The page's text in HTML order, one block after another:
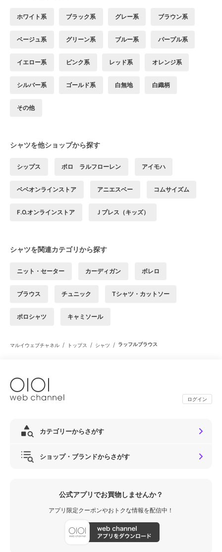
ホワイト系 ブラック系 グレー系 ブラウン系
ベージュ系 グリーン系 ブルー系 パープル系
イエロー系 ピンク系 レッド系 オレンジ系
シルバー系 ゴールド系 白無地 白織柄
その他
シャツを他ショップから探す
シップス ポロ ラルフローレン アイモハ
ベベオンラインストア アニエスベー コムサイズム
F.O.オンラインストア Ｊプレス（キッズ）
シャツを関連カテゴリから探す
ニット・セーター カーディガン ボレロ
ブラウス チュニック Tシャツ・カットソー
ポロシャツ キャミソール
マルイウェブチャネル / トップス / シャツ / ラッフルブラウス
ログイン
カテゴリーからさがす
ショップ・ブランドからさがす
公式アプリでお買物しませんか？
アプリ限定クーポンやおトクな情報を配信中！